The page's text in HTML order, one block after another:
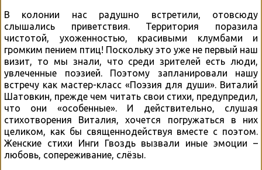
В колонии нас радушно встретили, отовсюду
слышались приветствия. Территория поразила
чистотой, ухоженностью, красивыми клумбами и
громким пением птиц! Поскольку это уже не первый наш
визит, то мы знали, что среди зрителей есть люди,
увлеченные поэзией. Поэтому запланировали нашу
встречу как мастер-класс «Поэзия для души». Виталий
Шатовкин, прежде чем читать свои стихи, предупредил,
что они «особенные». И действительно, слушая
стихотворения Виталия, хочется погружаться в них
целиком, как бы священнодействуя вместе с поэтом.
Женские стихи Инги Гвоздь вызвали иные эмоции –
любовь, сопереживание, слёзы.